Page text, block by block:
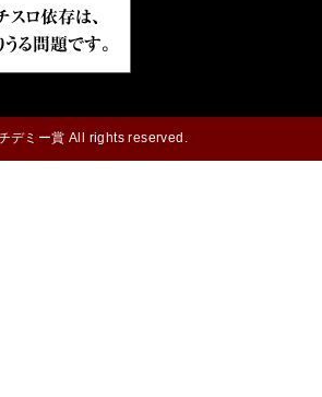
デミー賞 All rights reserved.